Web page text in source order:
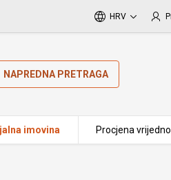
HRV
NAPREDNA PRETRAGA
imovina Procjena